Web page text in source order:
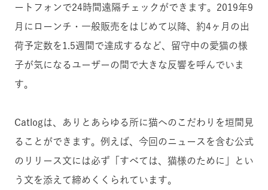
ートフォンで24時間遠隔チェックができます。2019年9
月にローンチ・一般販売をはじめて以降、約4ヶ月の出
荷予定数を1.5週間で達成するなど、留守中の愛猫の様
子が気になるユーザーの間で大きな反響を呼んでいま
す。
Catlogは、ありとあらゆる所に猫へのこだわりを垣間見
ることができます。例えば、今回のニュースを含む公式
のリリース文には必ず「すべては、猫様のために」とい
う文を添えて締めくくられています。